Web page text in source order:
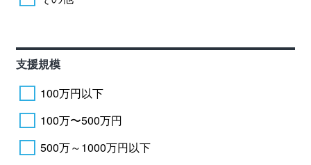
支援規模
100万円以下
100万〜500万円
500万～1000万円以下